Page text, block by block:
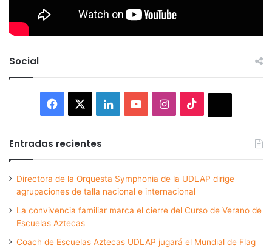
Social
Facebook LinkedInYouTubeInstagram
Entradas recientes
Directora de la Orquesta Symphonia de la UDLAP dirige
agrupaciones de talla nacional e internacional
La convivencia familiar marca el cierre del Curso de Verano de
Escuelas Aztecas
Coach de Escuelas Aztecas UDLAP jugará el Mundial de Flag